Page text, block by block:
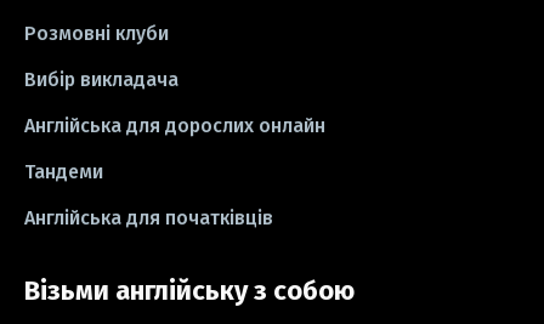
#СV #резюме
#idioms
Розмовні клуби
Вибір викладача
Англійська для дорослих онлайн
Тандеми
Англійська для початківців
Візьми англійську з собою